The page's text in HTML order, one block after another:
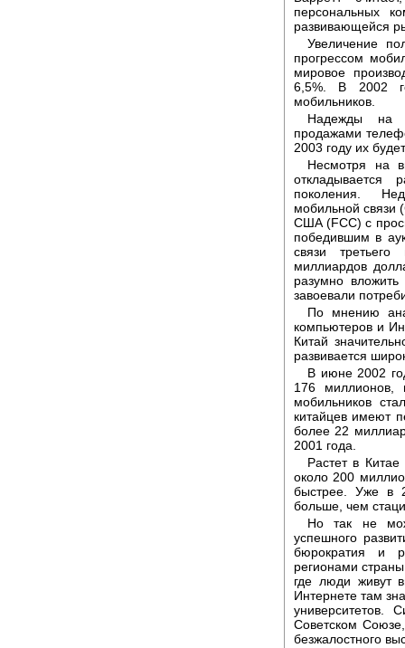
персональных
развивающейся
Увеличение
прогрессом
мировое
6,5%. В 2002
мобильников.
Надежды на
продажами
2003 году их
Несмотря на
откладывается
поколения.
мобильной связи
США (FCC) с
победившим в
связи
миллиардов
разумно
завоевали
По мнению
компьютеров и
Китай
развивается
В июне 2002
176 миллионов,
мобильников
китайцев имеют
более 22
2001 года.
Растет в
около 200
быстрее. Уже в
больше, чем
Но так не
успешного
бюрократия и
регионами
где люди живут
Интернете там
университетов.
Советском
безжалостного